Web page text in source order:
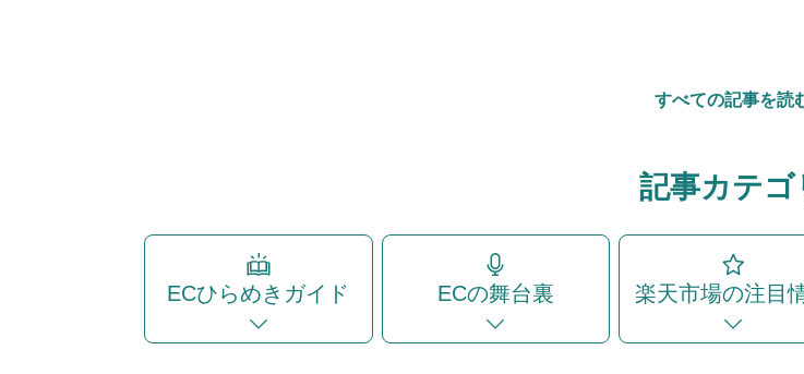
すべての記事を読
記事カテゴ
ECひらめきガイド ECの舞台裏 楽天市場の注目